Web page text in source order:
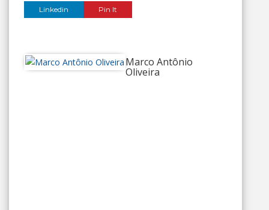
Linkedin Pin It
Marco Antônio
Oliveira